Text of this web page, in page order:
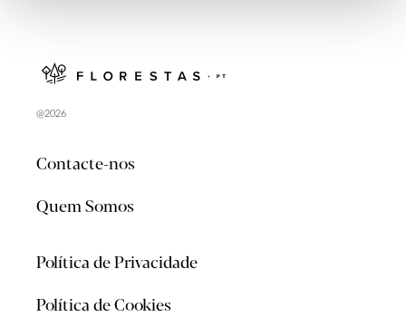
@2026
Contacte-nos
Quem Somos
Política de Privacidade
Política de Cookies